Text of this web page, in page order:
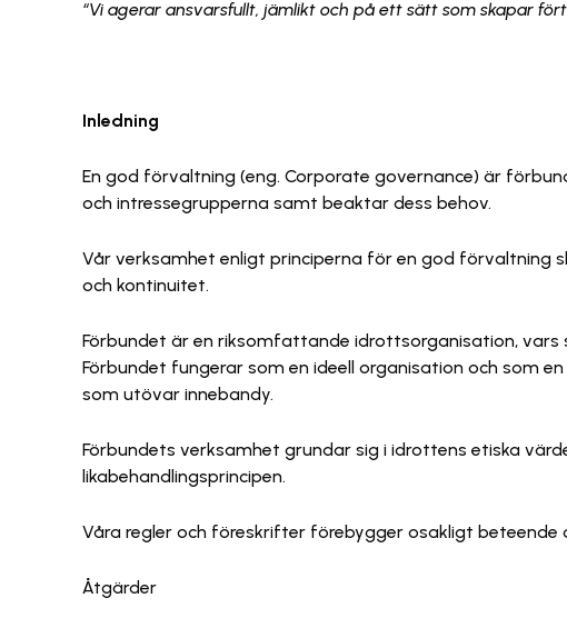
“Vi agerar ansvarsfullt, jämlikt och på ett sätt som skapar
Inledning
En god förvaltning (eng. Corporate governance) är
och intressegrupperna samt beaktar dess behov.
Vår verksamhet enligt principerna för en god förvaltning
och kontinuitet.
Förbundet är en riksomfattande idrottsorganisation,
Förbundet fungerar som en ideell organisation och som
som utövar innebandy.
Förbundets verksamhet grundar sig i idrottens etiska
likabehandlingsprincipen.
Våra regler och föreskrifter förebygger osakligt beteende
Åtgärder